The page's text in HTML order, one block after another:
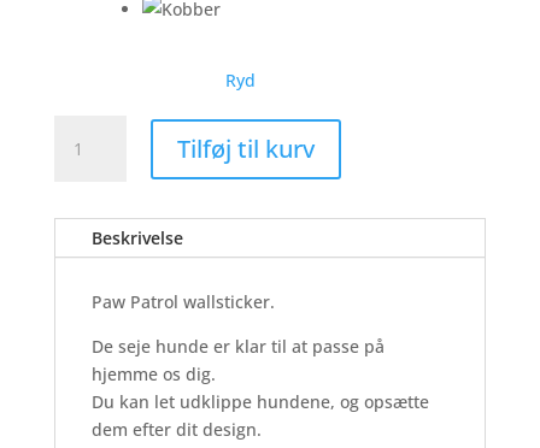
Ryd
Patrol
antal
Tilføj til kurv
Beskrivelse
Paw Patrol wallsticker.
De seje hunde er klar til at passe på
hjemme os dig.
Du kan let udklippe hundene, og opsætte
dem efter dit design.